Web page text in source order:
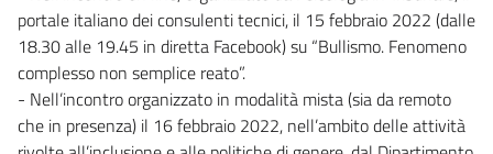
portale italiano dei consulenti tecnici, il 15 febbraio 2022 (dalle
18.30 alle 19.45 in diretta Facebook) su “Bullismo. Fenomeno
complesso non semplice reato”.
- Nell’incontro organizzato in modalità mista (sia da remoto
che in presenza) il 16 febbraio 2022, nell’ambito delle attività